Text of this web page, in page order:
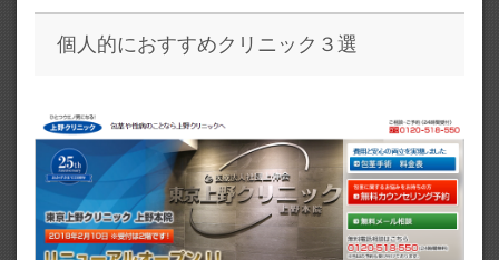
個人的におすすめクリニック３選